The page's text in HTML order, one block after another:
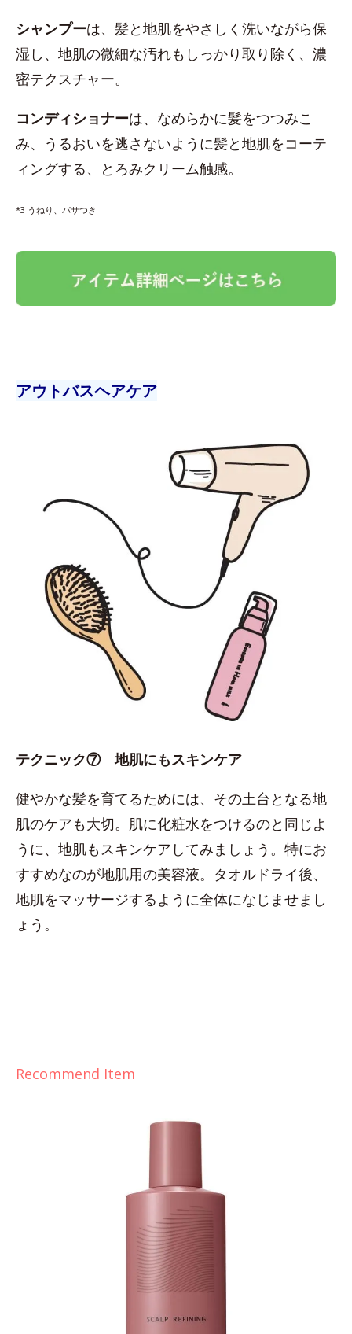
シャンプーは、髪と地肌をやさしく洗いながら保
湿し、地肌の微細な汚れもしっかり取り除く、濃
密テクスチャー。
コンディショナーは、なめらかに髪をつつみこ
み、うるおいを逃さないように髪と地肌をコーテ
ィングする、とろみクリーム触感。
*3 うねり、パサつき
アウトバスヘアケア
テクニック⑦ 地肌にもスキンケア
健やかな髪を育てるためには、その土台となる地
肌のケアも大切。肌に化粧水をつけるのと同じよ
うに、地肌もスキンケアしてみましょう。特にお
すすめなのが地肌用の美容液。タオルドライ後、
地肌をマッサージするように全体になじませまし
ょう。
Recommend Item